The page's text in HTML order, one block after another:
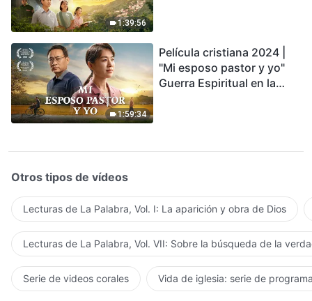
1:39:56
1:59:34
Película cristiana 2024 |
"Mi esposo pastor y yo"
Guerra Espiritual en la
Otros tipos de vídeos
Lecturas de La Palabra, Vol. I: La aparición y obra de Dios
Lecturas de La Palabra, Vol. VII: Sobre la búsqueda de la
Serie de videos corales Vida de iglesia: serie de